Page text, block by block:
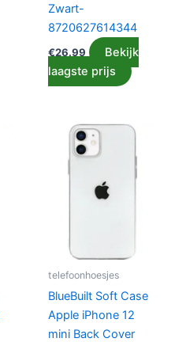
Zwart-
8720627614344
€26.99
Bekijk
laagste prijs
telefoonhoesjes
BlueBuilt Soft Case
Apple iPhone 12
mini Back Cover